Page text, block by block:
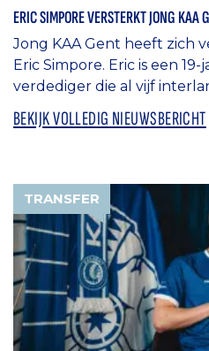
ERIC SIMPORE VERSTERKT JONG KAA
Jong KAA Gent heeft zich
Eric Simpore. Eric is een
verdediger die al vijf
BEKIJK VOLLEDIG NIEUWSBERICHT
TRANSFER